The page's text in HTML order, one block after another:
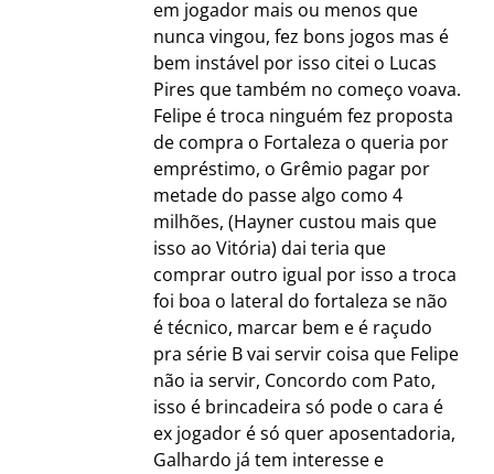
em jogador mais ou menos que
nunca vingou, fez bons jogos mas é
bem instável por isso citei o Lucas
Pires que também no começo voava.
Felipe é troca ninguém fez proposta
de compra o Fortaleza o queria por
empréstimo, o Grêmio pagar por
metade do passe algo como 4
milhões, (Hayner custou mais que
isso ao Vitória) dai teria que
comprar outro igual por isso a troca
foi boa o lateral do fortaleza se não
é técnico, marcar bem e é raçudo
pra série B vai servir coisa que Felipe
não ia servir, Concordo com Pato,
isso é brincadeira só pode o cara é
ex jogador é só quer aposentadoria,
Galhardo já tem interesse e